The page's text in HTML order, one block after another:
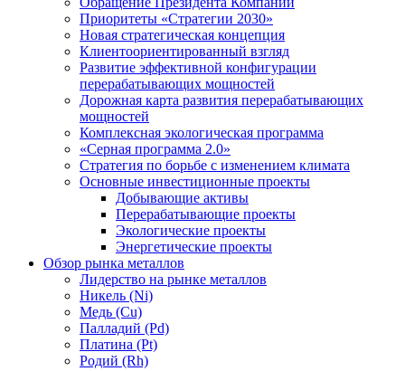
Приоритеты «Стратегии 2030»
Новая стратегическая концепция
Клиентоориентированный взгляд
Развитие эффективной конфигурации
перерабатывающих мощностей
Дорожная карта развития перерабатывающих
мощностей
Комплексная экологическая программа
«Серная программа 2.0»
Стратегия по борьбе с изменением климата
Основные инвестиционные проекты
Добывающие активы
Перерабатывающие проекты
Экологические проекты
Энергетические проекты
Обзор рынка металлов
Лидерство на рынке металлов
Никель (Ni)
Медь (Cu)
Палладий (Pd)
Платина (Pt)
Родий (Rh)